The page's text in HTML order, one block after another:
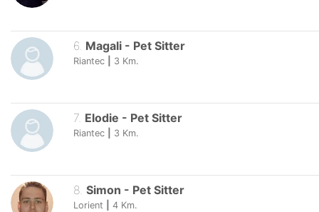
6. Magali - Pet Sitter
Riantec 3 Km.
7. Elodie - Pet Sitter
Riantec 3 Km.
8. Simon - Pet Sitter
Lorient 4 Km.